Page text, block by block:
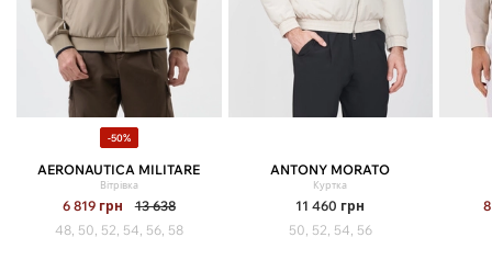
-50%
AERONAUTICA MILITARE
Вітрівка
6 819 грн
13 638
48, 50, 52, 54, 56, 58
ANTONY MORATO
Куртка
11 460 грн
50, 52, 54, 56